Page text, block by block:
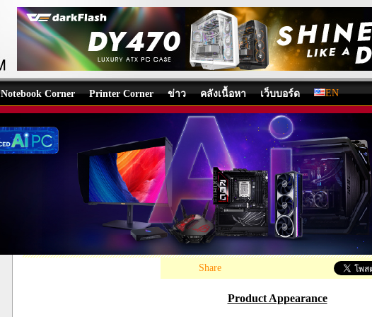
Notebook Corner Printer Corner ข่าว คลังเนื้อหา เว็บบอร์ด EN
Intel Core Ultra 9 285K PROCESSOR REVIEW
โดย:Nongkoo OverclockTeam, 24/10/2024 22:07, 37,678 views /
Share
Product Appearance